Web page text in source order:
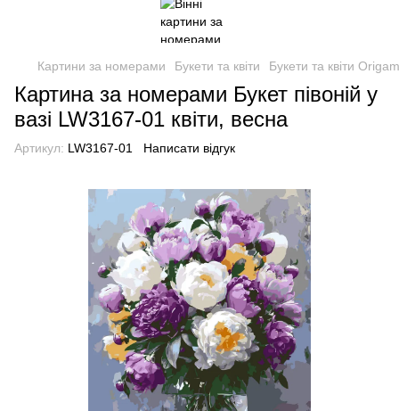
Картини за номерами Букети та квіти Букети та квіти
Картина за номерами Букет півоній у
вазі LW3167-01 квіти, весна
Артикул: LW3167-01 Написати відгук